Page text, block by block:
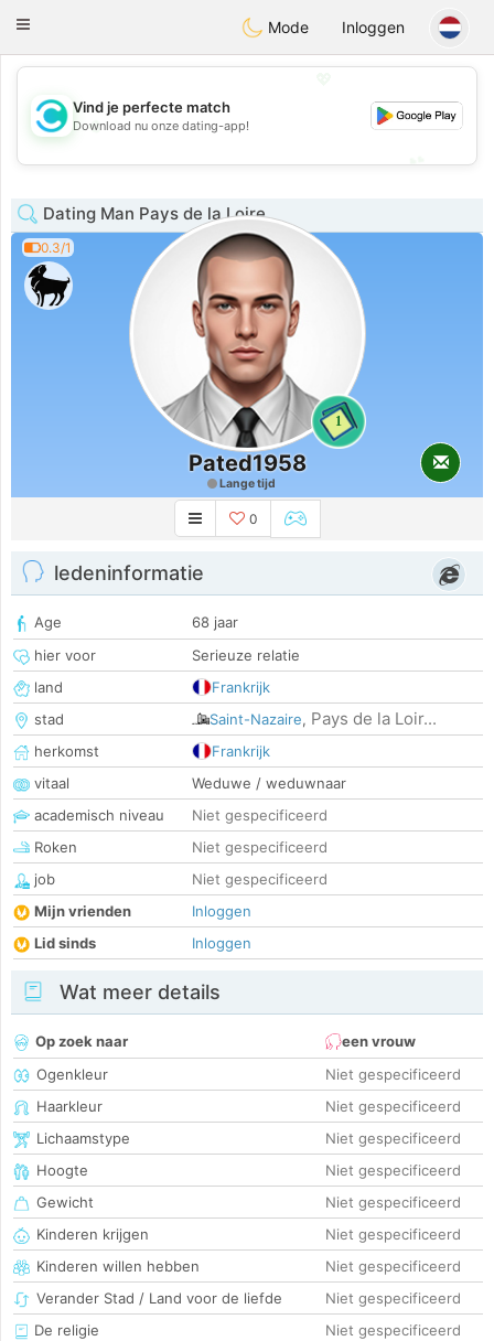
olombiaCitas
Toggle
Mode Inloggen
💖
💕
Vind je perfecte match
Download nu onze dating-app!
Dating Man Pays de la Loire
0.3/1
1
Pated1958
Lange tijd
0
ledeninformatie
Age
68 jaar
hier voor
Serieuze relatie
land
Frankrijk
stad
Saint-Nazaire, Pays de la Loir...
herkomst
Frankrijk
vitaal
Weduwe / weduwnaar
academisch niveau
Niet gespecificeerd
Roken
Niet gespecificeerd
job
Niet gespecificeerd
Mijn vrienden
Inloggen
Lid sinds
Inloggen
Wat meer details
Op zoek naar
een vrouw
Ogenkleur
Niet gespecificeerd
Haarkleur
Niet gespecificeerd
Lichaamstype
Niet gespecificeerd
Hoogte
Niet gespecificeerd
Gewicht
Niet gespecificeerd
Kinderen krijgen
Niet gespecificeerd
Kinderen willen hebben
Niet gespecificeerd
Verander Stad / Land voor de liefde
Niet gespecificeerd
De religie
Niet gespecificeerd